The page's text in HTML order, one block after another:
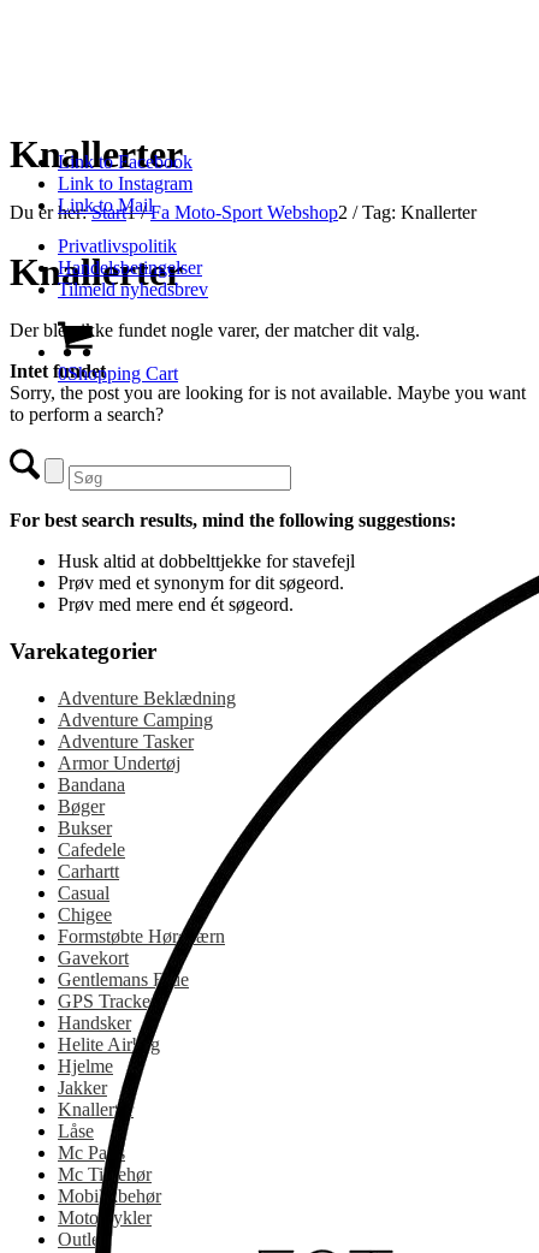
Link to Facebook
Link to Instagram
Link to Mail
Privatlivspolitik
Handelsbetingelser
Tilmeld nyhedsbrev
0Shopping Cart
Knallerter
Du er her: Start1 / Fa Moto-Sport Webshop2 / Tag: Knallerter
Knallerter
Der blev ikke fundet nogle varer, der matcher dit valg.
Intet fundet
Sorry, the post you are looking for is not available. Maybe you want
to perform a search?
For best search results, mind the following suggestions:
Husk altid at dobbelttjekke for stavefejl
Prøv med et synonym for dit søgeord.
Prøv med mere end ét søgeord.
Varekategorier
Adventure Beklædning
Adventure Camping
Adventure Tasker
Armor Undertøj
Bandana
Bøger
Bukser
Cafedele
Carhartt
Casual
Chigee
Formstøbte Høreværn
Gavekort
Gentlemans Ride
GPS Tracker
Handsker
Helite Airbag
Hjelme
Jakker
Knallerter
Låse
Mc Parts
Mc Tilbehør
Mobiltilbehør
Motorcykler
Outlet